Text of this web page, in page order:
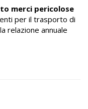
merci pericolose
per il trasporto di
relazione annuale